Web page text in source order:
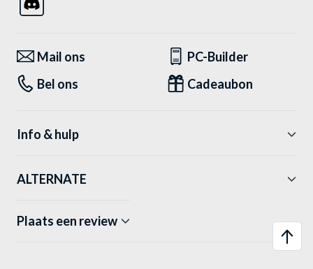
Mail ons
PC-Builder
Bel ons
Cadeaubon
Info & hulp
ALTERNATE
Plaats een review